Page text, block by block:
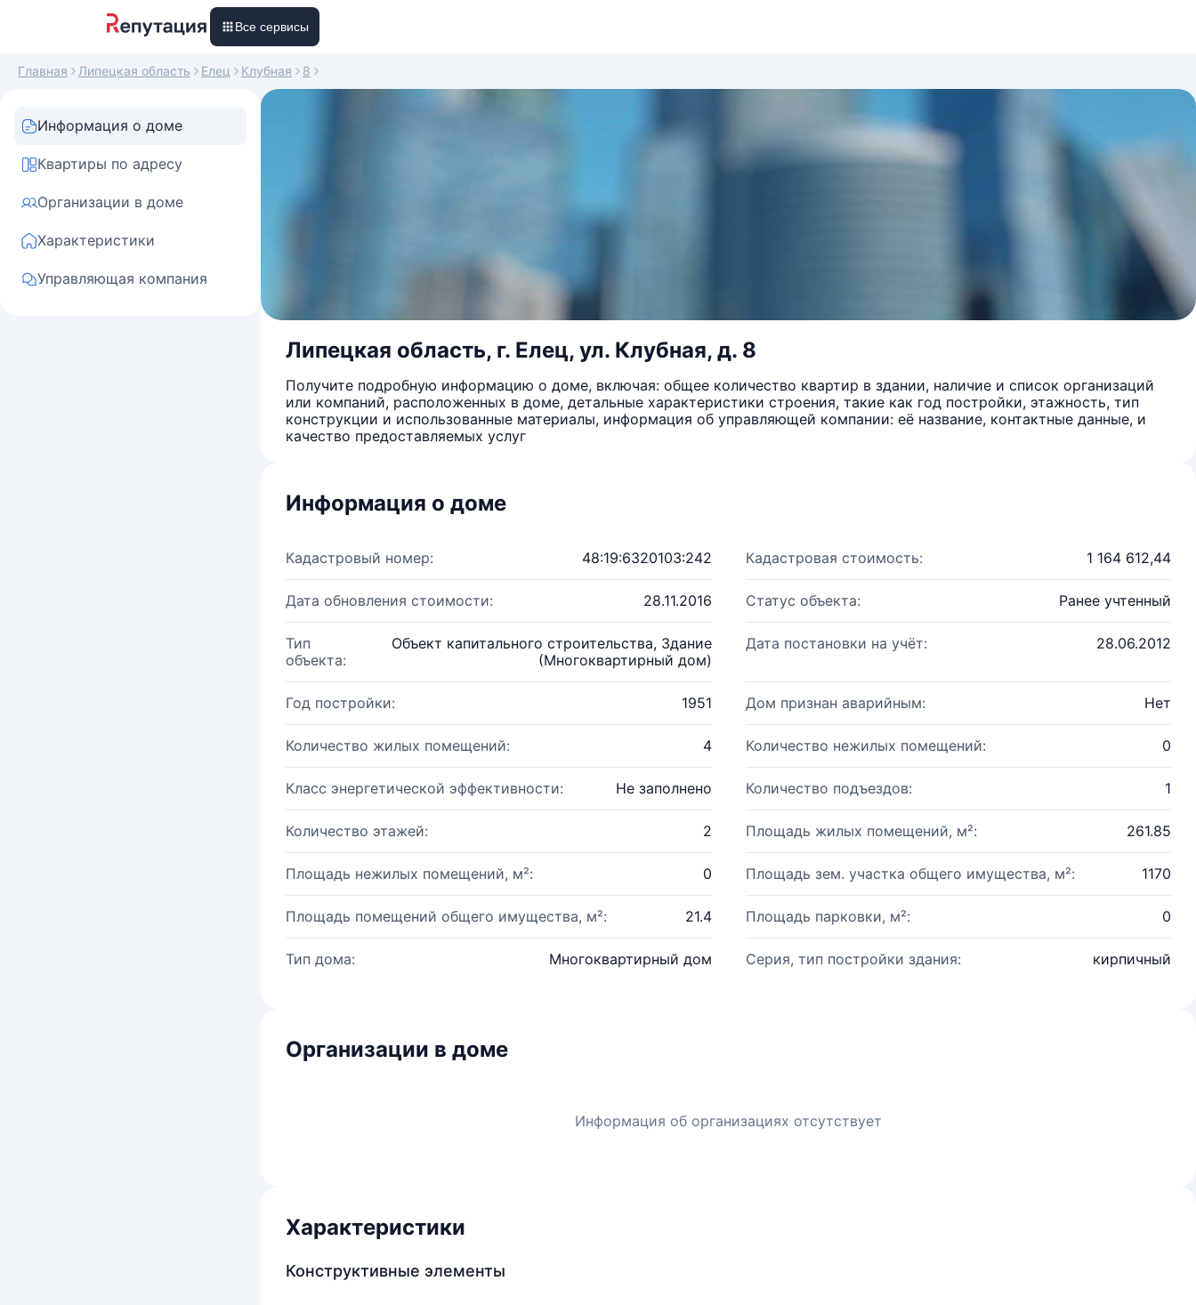
Все сервисы
Главная Липецкая область Елец Клубная 8
Информация о доме
Квартиры по адресу
Организации в доме
Характеристики
Управляющая компания
Липецкая область, г. Елец, ул. Клубная, д. 8
Получите подробную информацию о доме, включая: общее количество квартир в здании, наличие и список организаций
или компаний, расположенных в доме, детальные характеристики строения, такие как год постройки, этажность, тип
конструкции и использованные материалы, информация об управляющей компании: её название, контактные данные, и
качество предоставляемых услуг
Информация о доме
Кадастровый номер: 48:19:6320103:242 Кадастровая стоимость: 1 164 612,44
Дата обновления стоимости: 28.11.2016 Статус объекта: Ранее учтенный
Тип
объекта:
Объект капитального строительства, Здание
(Многоквартирный дом)
Дата постановки на учёт: 28.06.2012
Год постройки: 1951 Дом признан аварийным: Нет
Количество жилых помещений: 4 Количество нежилых помещений: 0
Класс энергетической эффективности: Не заполнено Количество подъездов: 1
Количество этажей: 2 Площадь жилых помещений, м²: 261.85
Площадь нежилых помещений, м²: 0 Площадь зем. участка общего имущества, м²: 1170
Площадь помещений общего имущества, м²: 21.4 Площадь парковки, м²: 0
Тип дома: Многоквартирный дом Серия, тип постройки здания: кирпичный
Организации в доме
Информация об организациях отсутствует
Характеристики
Конструктивные элементы